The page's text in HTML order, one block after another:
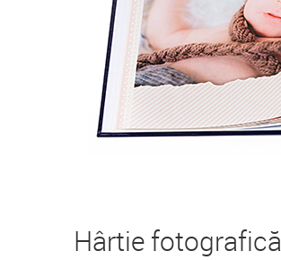
Hârtie fotografică